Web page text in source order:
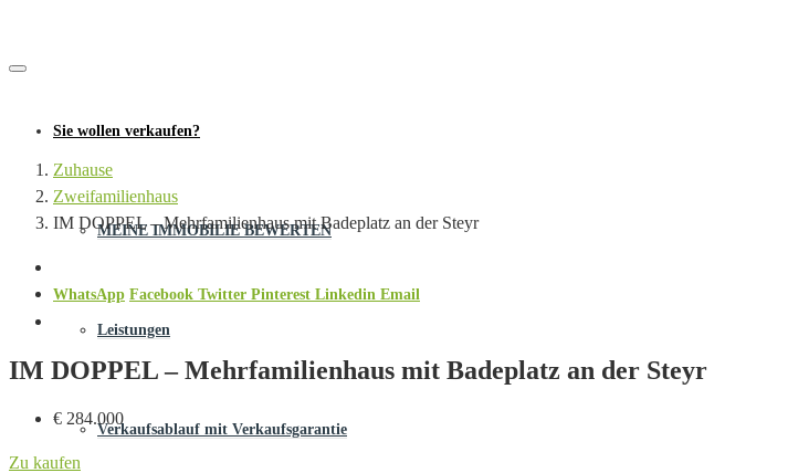
Sie wollen verkaufen?
MEINE IMMOBILIE BEWERTEN
Leistungen
Verkaufsablauf mit Verkaufsgarantie
Zuhause
Zweifamilienhaus
IM DOPPEL – Mehrfamilienhaus mit Badeplatz an der Steyr
WhatsApp Facebook Twitter Pinterest Linkedin Email
IM DOPPEL – Mehrfamilienhaus mit Badeplatz an der Steyr
€ 284.000
Zu kaufen